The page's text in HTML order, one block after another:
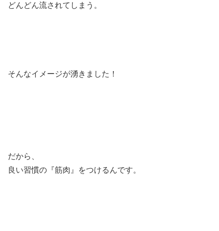
どんどん流されてしまう。
そんなイメージが湧きました！
だから、
良い習慣の『筋肉』をつけるんです。